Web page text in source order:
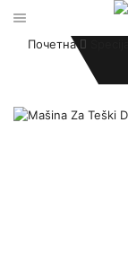
Почетна